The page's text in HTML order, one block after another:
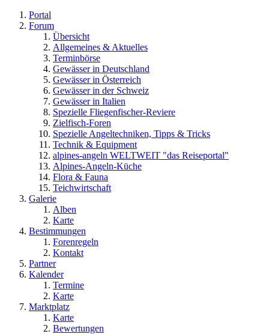
Portal
Forum
Übersicht
Allgemeines & Aktuelles
Terminbörse
Gewässer in Deutschland
Gewässer in Österreich
Gewässer in der Schweiz
Gewässer in Italien
Spezielle Fliegenfischer-Reviere
Zielfisch-Foren
Spezielle Angeltechniken, Tipps & Tricks
Technik & Equipment
alpines-angeln WELTWEIT "das Reiseportal"
Alpines-Angeln-Küche
Flora & Fauna
Teichwirtschaft
Galerie
Alben
Karte
Bestimmungen
Forenregeln
Kontakt
Partner
Kalender
Termine
Karte
Marktplatz
Karte
Bewertungen